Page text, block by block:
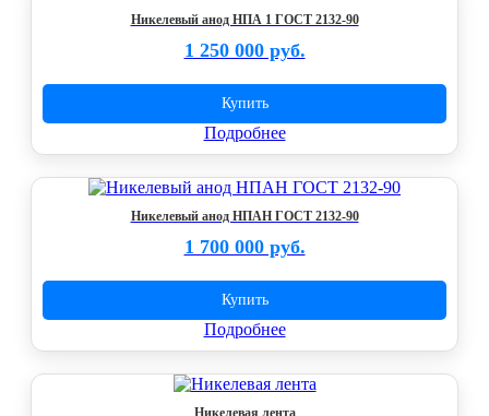
Никелевый анод НПА 1 ГОСТ 2132-90
1 250 000 руб.
Купить
Подробнее
Никелевый анод НПАН ГОСТ 2132-90
1 700 000 руб.
Купить
Подробнее
Никелевая лента